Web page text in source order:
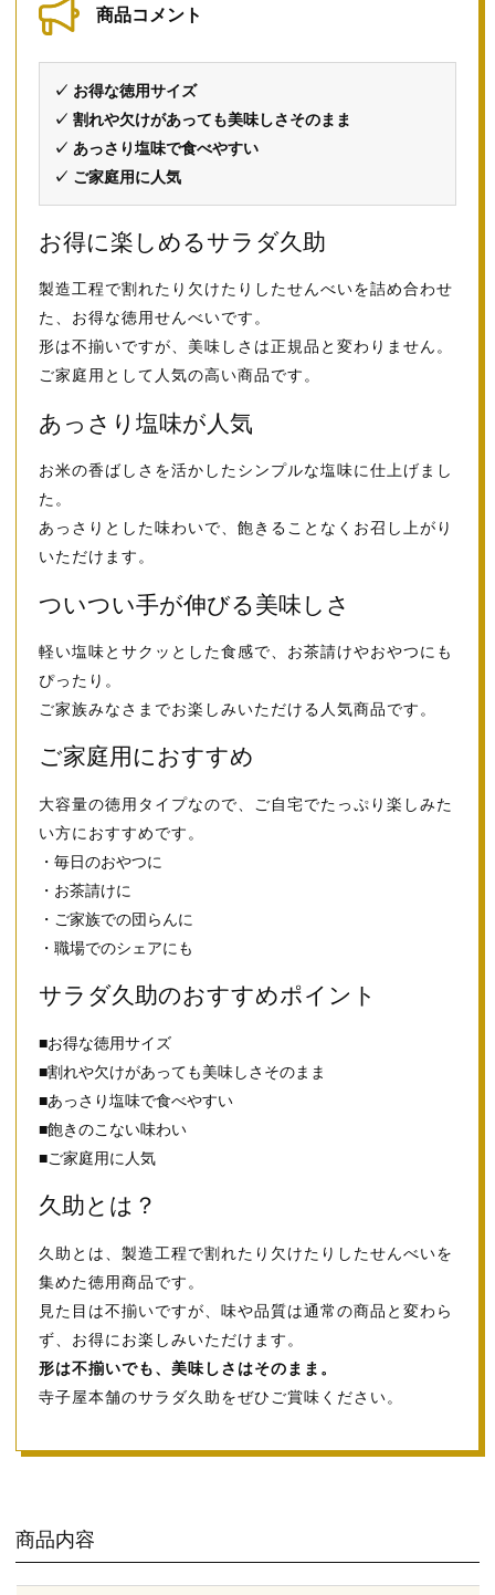
商品コメント
✓ お得な徳用サイズ
✓ 割れや欠けがあっても美味しさそのまま
✓ あっさり塩味で食べやすい
✓ ご家庭用に人気
お得に楽しめるサラダ久助
製造工程で割れたり欠けたりしたせんべいを詰め合わせ
た、お得な徳用せんべいです。
形は不揃いですが、美味しさは正規品と変わりません。
ご家庭用として人気の高い商品です。
あっさり塩味が人気
お米の香ばしさを活かしたシンプルな塩味に仕上げまし
た。
あっさりとした味わいで、飽きることなくお召し上がり
いただけます。
ついつい手が伸びる美味しさ
軽い塩味とサクッとした食感で、お茶請けやおやつにも
ぴったり。
ご家族みなさまでお楽しみいただける人気商品です。
ご家庭用におすすめ
大容量の徳用タイプなので、ご自宅でたっぷり楽しみた
い方におすすめです。
・毎日のおやつに
・お茶請けに
・ご家族での団らんに
・職場でのシェアにも
サラダ久助のおすすめポイント
■お得な徳用サイズ
■割れや欠けがあっても美味しさそのまま
■あっさり塩味で食べやすい
■飽きのこない味わい
■ご家庭用に人気
久助とは？
久助とは、製造工程で割れたり欠けたりしたせんべいを
集めた徳用商品です。
見た目は不揃いですが、味や品質は通常の商品と変わら
ず、お得にお楽しみいただけます。
形は不揃いでも、美味しさはそのまま。
寺子屋本舗のサラダ久助をぜひご賞味ください。
商品内容